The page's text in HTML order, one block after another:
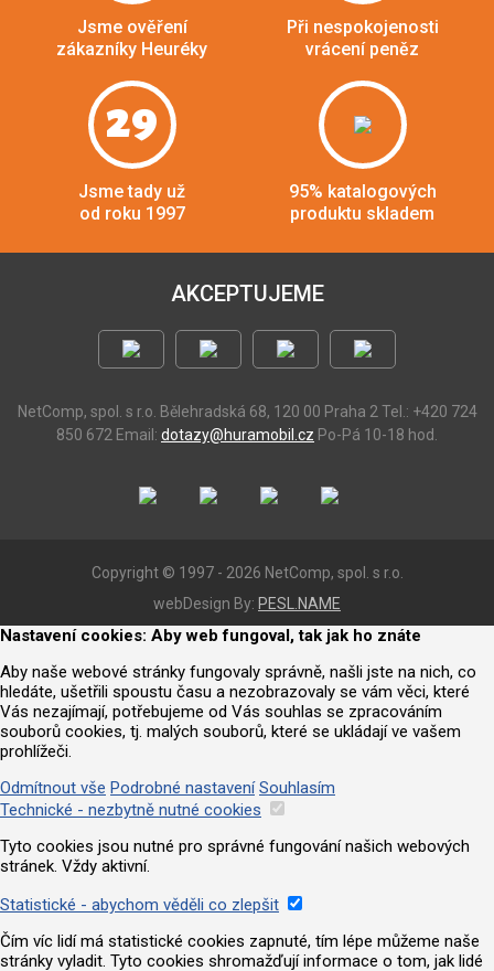
Jsme ověření
zákazníky Heuréky
Při nespokojenosti
vrácení peněz
29
Jsme tady už
od roku 1997
95% katalogových
produktu skladem
AKCEPTUJEME
NetComp, spol. s r.o. Bělehradská 68, 120 00 Praha 2 Tel.: +420 724
850 672 Email: dotazy@huramobil.cz Po-Pá 10-18 hod.
Copyright © 1997 - 2026 NetComp, spol. s r.o.
webDesign By: PESL.NAME
Nastavení cookies: Aby web fungoval, tak jak ho znáte
Aby naše webové stránky fungovaly správně, našli jste na nich, co
hledáte, ušetřili spoustu času a nezobrazovaly se vám věci, které
Vás nezajímají, potřebujeme od Vás souhlas se zpracováním
souborů cookies, tj. malých souborů, které se ukládají ve vašem
prohlížeči.
Odmítnout vše Podrobné nastavení Souhlasím
Technické - nezbytně nutné cookies
Tyto cookies jsou nutné pro správné fungování našich webových
stránek. Vždy aktivní.
Statistické - abychom věděli co zlepšit
Čím víc lidí má statistické cookies zapnuté, tím lépe můžeme naše
stránky vyladit. Tyto cookies shromažďují informace o tom, jak lidé